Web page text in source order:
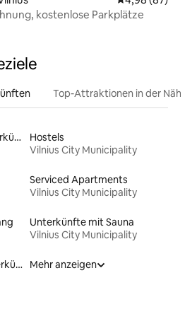
kostenlose Parkplätze
Top-Attraktionen in der
Familienfreundliche Unterkünfte
Hostels
Vilnius City Municipality
Serviced Apartments
Vilnius City Municipality
Unterkünfte mit Sauna
Vilnius City Municipality
Haustierfreundliche Unterkünfte
Mehr anzeigen